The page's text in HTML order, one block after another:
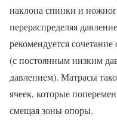
наклона спинки и
перераспределяя
рекомендуется
(с постоянным низким
давлением). Матрасы
ячеек, которые
смещая зоны опоры.